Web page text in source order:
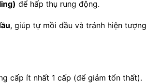
để hấp thụ rung động.
, giúp tự mồi dầu và tránh hiện
cấp ít nhất 1 cấp (để giảm tổn thất).